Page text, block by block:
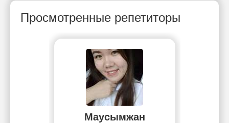
Просмотренные репетиторы
Маусымжан